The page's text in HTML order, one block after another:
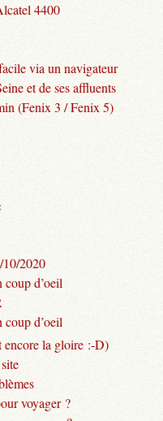
4400
via un navigateur
et de ses affluents
(Fenix 3 / Fenix 5)
2020
coup d’oeil
coup d’oeil
encore la gloire :-D)
voyager ?